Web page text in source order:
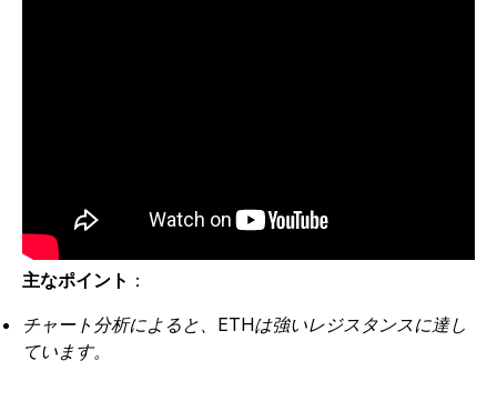
主なポイント ：
チャート分析によると、ETHは強いレジスタンスに達し
ています。